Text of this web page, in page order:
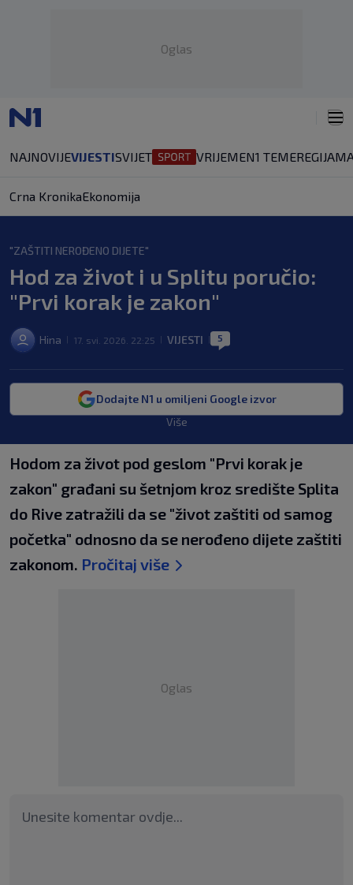
Oglas
NAJNOVIJEVIJESTISVIJET VRIJEMEN1 TEMEREGIJA
Crna KronikaEkonomija
"ZAŠTITI NEROĐENO DIJETE"
Hod za život i u Splitu poručio:
"Prvi korak je zakon"
Hina 17. svi. 2026. 22:25 VIJESTI 5
Dodajte N1 u omiljeni Google izvor
Više
Hodom za život pod geslom "Prvi korak je
zakon" građani su šetnjom kroz središte Splita
do Rive zatražili da se "život zaštiti od samog
početka" odnosno da se nerođeno dijete zaštiti
zakonom. Pročitaj više
Oglas